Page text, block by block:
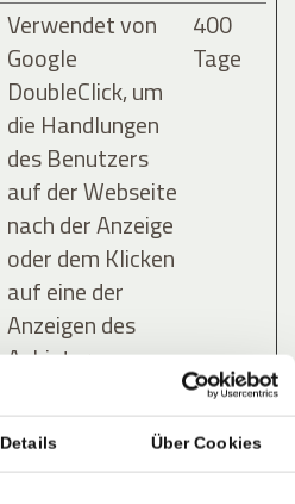
Details Über Cookies
Verwendet von
Google
DoubleClick, um
die Handlungen
des Benutzers
auf der Webseite
nach der Anzeige
oder dem Klicken
auf eine der
Anzeigen des
Anbieters zu
zu melden, mit
dem Zweck der
400
Tage